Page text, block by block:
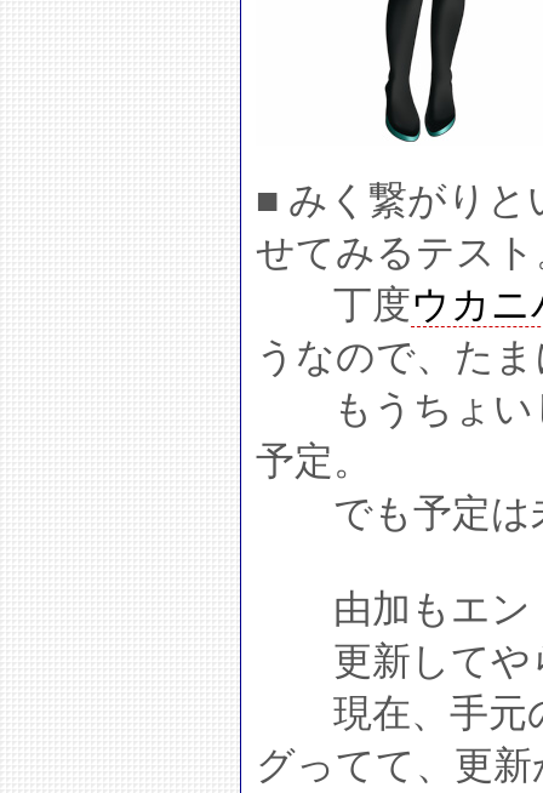
■ みく繋がりと
せてみるテス
丁度ウカニ
うなので、た
もうちょい
予定。
でも予定は
由加もエン
更新してや
現在、手元の
グってて、更